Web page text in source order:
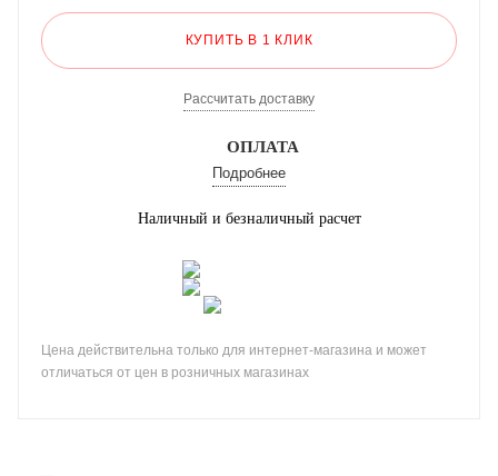
КУПИТЬ В 1 КЛИК
Рассчитать доставку
ОПЛАТА
Подробнее
Наличный и безналичный расчет
Цена действительна только для интернет-магазина и может
отличаться от цен в розничных магазинах